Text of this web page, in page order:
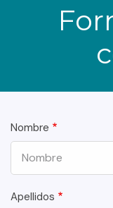
Nombre
Apellidos